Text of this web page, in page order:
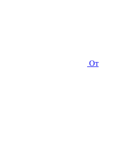
От